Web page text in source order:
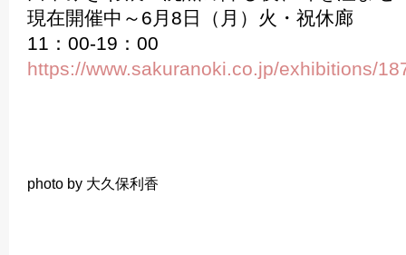
現在開催中～6月8日（月）火・祝休廊
11：00-19：00
https://www.sakuranoki.co.jp/exhibitions/
photo by 大久保利香